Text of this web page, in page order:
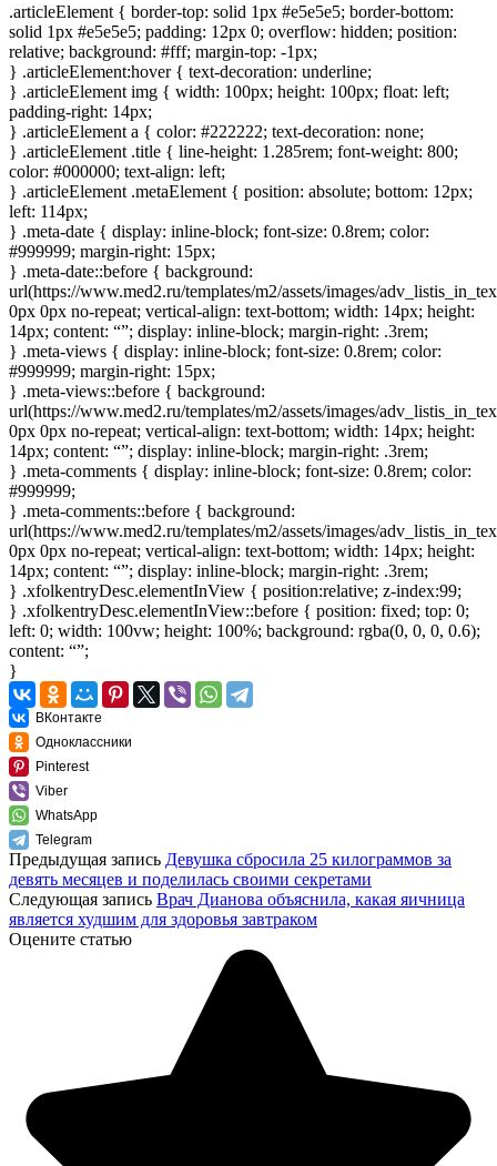
.articleElement { border-top: solid 1px #e5e5e5; border-bottom:
solid 1px #e5e5e5; padding: 12px 0; overflow: hidden; position:
relative; background: #fff; margin-top: -1px;
} .articleElement:hover { text-decoration: underline;
} .articleElement img { width: 100px; height: 100px; float: left;
padding-right: 14px;
} .articleElement a { color: #222222; text-decoration: none;
} .articleElement .title { line-height: 1.285rem; font-weight: 800;
color: #000000; text-align: left;
} .articleElement .metaElement { position: absolute; bottom: 12px;
left: 114px;
} .meta-date { display: inline-block; font-size: 0.8rem; color:
#999999; margin-right: 15px;
} .meta-date::before { background:
url(https://www.med2.ru/templates/m2/assets/images/
0px 0px no-repeat; vertical-align: text-bottom; width: 14px; height:
14px; content: “”; display: inline-block; margin-right: .3rem;
} .meta-views { display: inline-block; font-size: 0.8rem; color:
#999999; margin-right: 15px;
} .meta-views::before { background:
url(https://www.med2.ru/templates/m2/assets/images/
0px 0px no-repeat; vertical-align: text-bottom; width: 14px; height:
14px; content: “”; display: inline-block; margin-right: .3rem;
} .meta-comments { display: inline-block; font-size: 0.8rem; color:
#999999;
} .meta-comments::before { background:
url(https://www.med2.ru/templates/m2/assets/images/
0px 0px no-repeat; vertical-align: text-bottom; width: 14px; height:
14px; content: “”; display: inline-block; margin-right: .3rem;
} .xfolkentryDesc.elementInView { position:relative; z-index:99;
} .xfolkentryDesc.elementInView::before { position: fixed; top: 0;
left: 0; width: 100vw; height: 100%; background: rgba(0, 0, 0, 0.6);
content: “”;
}
ВКонтакте
Одноклассники
Pinterest
Viber
WhatsApp
Telegram
Предыдущая запись Девушка сбросила 25 килограммов за
девять месяцев и поделилась своими секретами
Следующая запись Врач Дианова объяснила, какая яичница
является худшим для здоровья завтраком
Оцените статью